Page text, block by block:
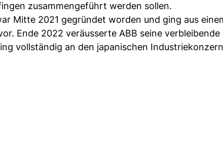
zusammengeführt werden sollen.
Mitte 2021 gegründet worden und ging aus
Ende 2022 veräusserte ABB seine
vollständig an den japanischen